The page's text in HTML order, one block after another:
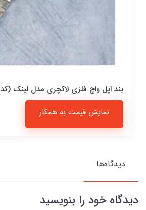
بند اپل واچ فلزی لاکچری مدل لینک (کدw5081)
نمایش قیمت به همکار
دیدگاه‌ها
دیدگاه خود را بنویسید